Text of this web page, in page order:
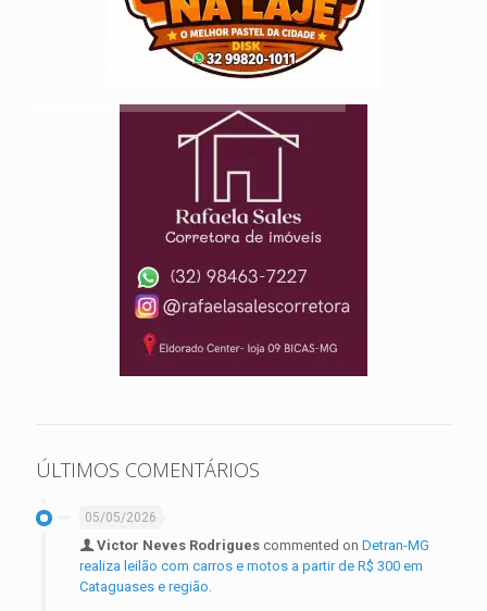
ÚLTIMOS COMENTÁRIOS
05/05/2026
Victor Neves Rodrigues commented on Detran-MG
realiza leilão com carros e motos a partir de R$ 300 em
Cataguases e região.